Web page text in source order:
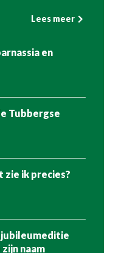
Lees meer
en
zie ik precies?
naam